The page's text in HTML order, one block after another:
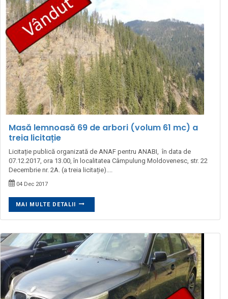
Masă lemnoasă 69 de arbori (volum 61 mc) a
treia licitație
Licitație publică organizată de ANAF pentru ANABI, în data de
07.12.2017, ora 13.00, în localitatea Câmpulung Moldovenesc, str. 22
Decembrie nr. 2A. (a treia licitație)....
04 Dec 2017
MAI MULTE DETALII